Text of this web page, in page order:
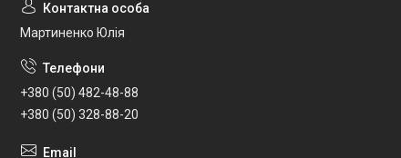
Мартиненко Юлія
+380 (50) 482-48-88
+380 (50) 328-88-20